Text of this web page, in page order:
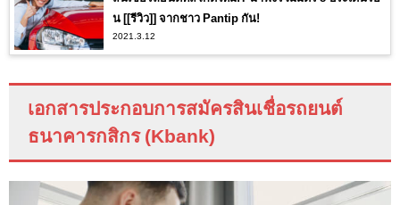
น [[รีวิว]] จากชาว Pantip กัน!
2021.3.12
เอกสารประกอบการสมัครสินเชื่อรถยนต์
ธนาคารกสิกร (Kbank)